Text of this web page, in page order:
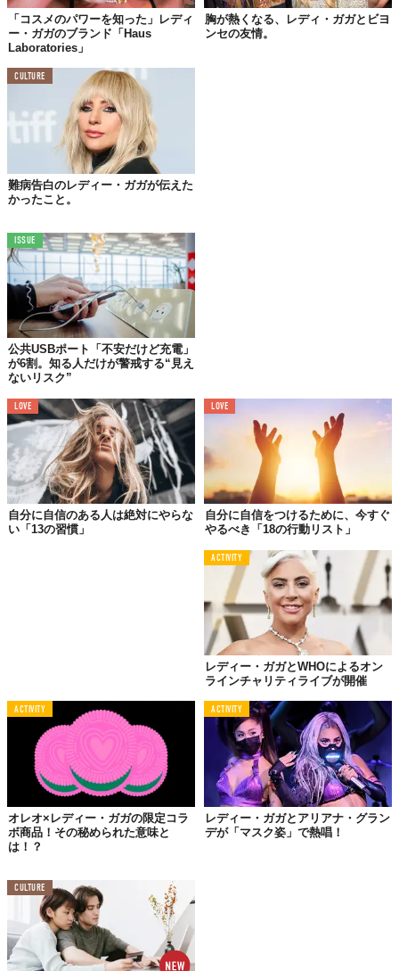
鬱病を乗り越えるために
自分より強い
鬱や不安と向き合い続けながら、アーティストとして活躍してき
た彼女ならではの話かもしれません。
は、あなただけなんです。
わたしは自分自身を創り出しました。レディー・ガガは、
人生の痛みを表現するための方法です。だからこそ、わた
しは鬱を乗り越えられました。つまり、元ある自分よりも
強い何者かを創造したんです。
もし全てを投げうってしまえば、これまでのキャリアを失
い孤独になるだけ。…遺伝的に持って生まれたものが変わ
ることはありません。だって、私はそう生まれてきたんで
すから」
02.
認めてもらうべき人物は
自分自身
「どれだけチャンスや成功を手にし、富と名声を得ても意
味がないんです。誰かにあなたやあなたの容姿が認められ
たとしても同じです。認めてもらうべき人物は、自分自身
だから、今日は自分を認めることの大切さについて話しま
やりたくないことに対して
"NO"と言う権利がある
「コスメのパワーを知った」レディ
ー・ガガのブランド「Haus
Laboratories」
胸が熱くなる、レディ・ガガとビヨ
ンセの友情。
CULTURE
難病告白のレディー・ガガが伝えた
かったこと。
ISSUE
公共USBポート「不安だけど充電」
が6割。知る人だけが警戒する“見え
ないリスク”
LOVE
自分に自信のある人は絶対にやらな
い「13の習慣」
LOVE
自分に自信をつけるために、今すぐ
やるべき「18の行動リスト」
ACTIVITY
レディー・ガガとWHOによるオン
ラインチャリティライブが開催
ACTIVITY
オレオ×レディー・ガガの限定コラ
ボ商品！その秘められた意味と
は！？
ACTIVITY
レディー・ガガとアリアナ・グラン
デが「マスク姿」で熱唱！
CULTURE